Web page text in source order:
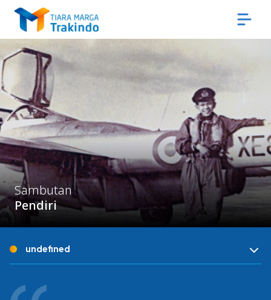
Sambutan
Pendiri
undefined